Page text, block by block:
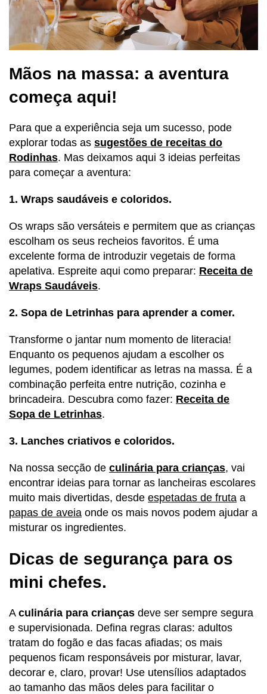
Mãos na massa: a aventura
começa aqui!
Para que a experiência seja um sucesso, pode
explorar todas as sugestões de receitas do
Rodinhas. Mas deixamos aqui 3 ideias perfeitas
para começar a aventura:
1. Wraps saudáveis e coloridos.
Os wraps são versáteis e permitem que as crianças
escolham os seus recheios favoritos. É uma
excelente forma de introduzir vegetais de forma
apelativa. Espreite aqui como preparar: Receita de
Wraps Saudáveis.
2. Sopa de Letrinhas para aprender a comer.
Transforme o jantar num momento de literacia!
Enquanto os pequenos ajudam a escolher os
legumes, podem identificar as letras na massa. É a
combinação perfeita entre nutrição, cozinha e
brincadeira. Descubra como fazer: Receita de
Sopa de Letrinhas.
3. Lanches criativos e coloridos.
Na nossa secção de culinária para crianças, vai
encontrar ideias para tornar as lancheiras escolares
muito mais divertidas, desde espetadas de fruta a
papas de aveia onde os mais novos podem ajudar a
misturar os ingredientes.
Dicas de segurança para os
mini chefes.
A culinária para crianças deve ser sempre segura
e supervisionada. Defina regras claras: adultos
tratam do fogão e das facas afiadas; os mais
pequenos ficam responsáveis por misturar, lavar,
decorar e, claro, provar! Use utensílios adaptados
ao tamanho das mãos deles para facilitar o